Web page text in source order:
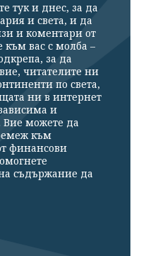
тук и днес, за да
и света, и да
и коментари от
към вас с молба –
за да
читателите ни
по света,
ни в интернет
и
Вие можете да
към
финансови
съдържание да